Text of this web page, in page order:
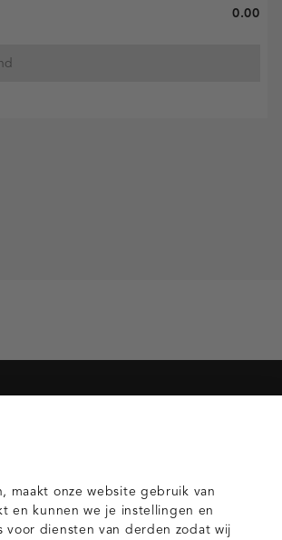
0.00
onze website gebruik van
en kunnen we je instellingen en
voor diensten van derden zodat wij